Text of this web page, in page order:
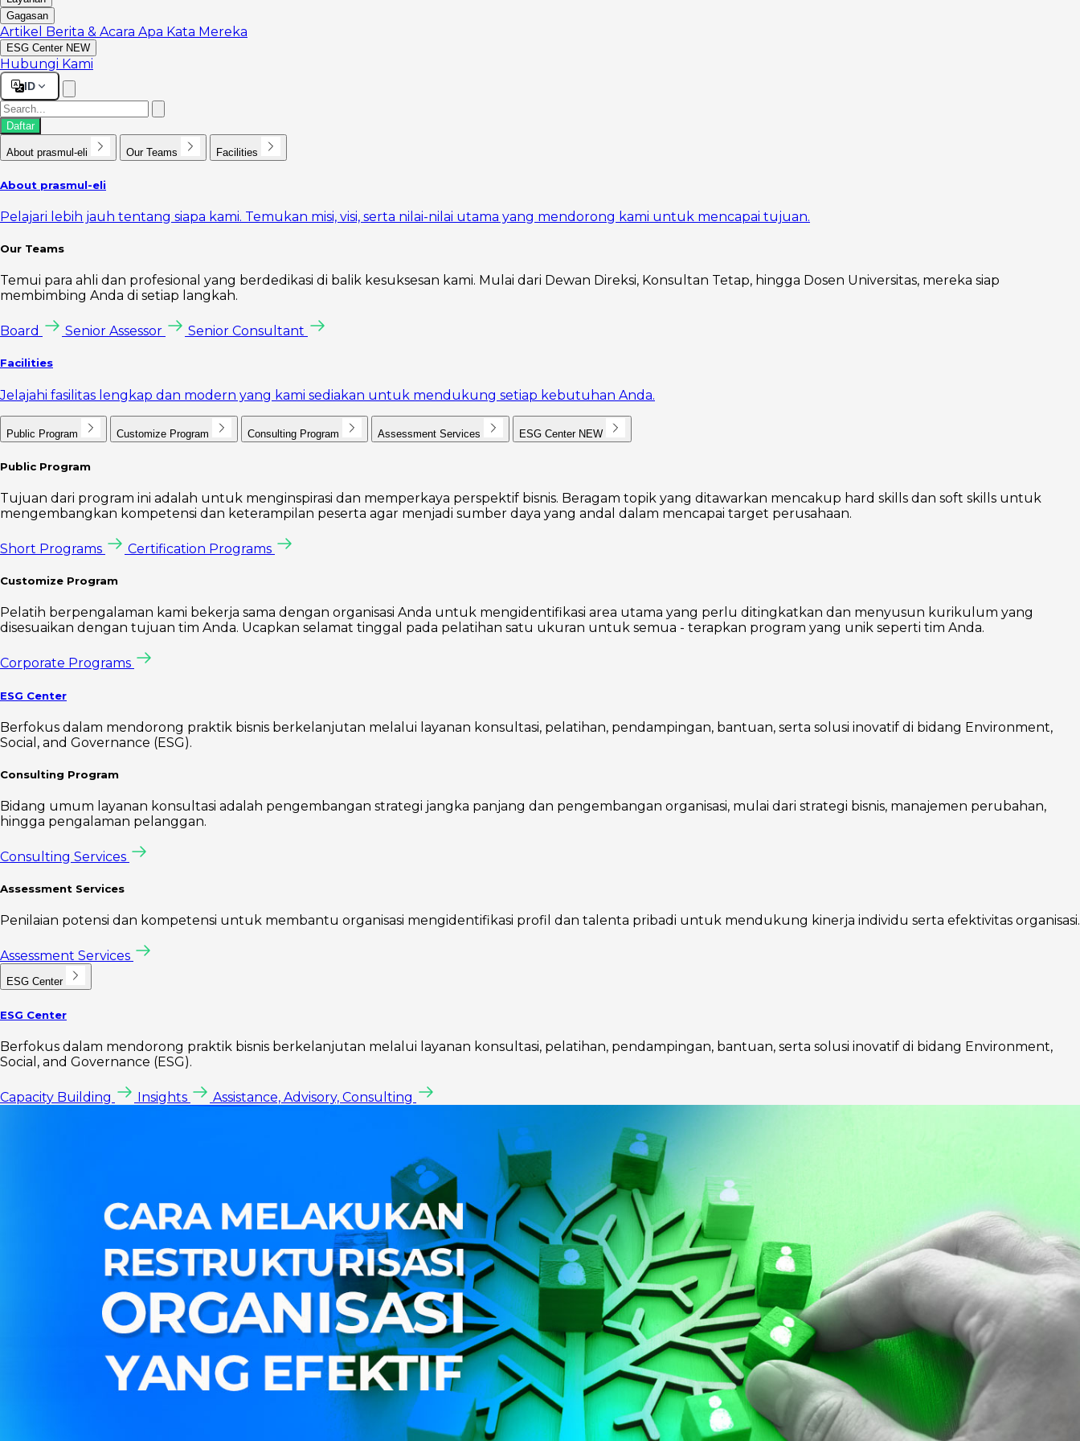
Gagasan
Artikel Berita & Acara Apa Kata Mereka
ESG Center NEW
Hubungi Kami
ID
Daftar
About prasmul-eli Our Teams Facilities
About prasmul-eli
Pelajari lebih jauh tentang siapa kami. Temukan misi, visi, serta nilai-nilai utama yang mendorong kami untuk mencapai tujuan.
Our Teams
Temui para ahli dan profesional yang berdedikasi di balik kesuksesan kami. Mulai dari Dewan Direksi, Konsultan Tetap, hingga Dosen Universitas, mereka siap
membimbing Anda di setiap langkah.
Board Senior Assessor Senior Consultant
Facilities
Jelajahi fasilitas lengkap dan modern yang kami sediakan untuk mendukung setiap kebutuhan Anda.
Public Program Customize Program Consulting Program Assessment Services ESG Center NEW
Public Program
Tujuan dari program ini adalah untuk menginspirasi dan memperkaya perspektif bisnis. Beragam topik yang ditawarkan mencakup hard skills dan soft skills untuk
mengembangkan kompetensi dan keterampilan peserta agar menjadi sumber daya yang andal dalam mencapai target perusahaan.
Short Programs Certification Programs
Customize Program
Pelatih berpengalaman kami bekerja sama dengan organisasi Anda untuk mengidentifikasi area utama yang perlu ditingkatkan dan menyusun kurikulum yang
disesuaikan dengan tujuan tim Anda. Ucapkan selamat tinggal pada pelatihan satu ukuran untuk semua - terapkan program yang unik seperti tim Anda.
Corporate Programs
ESG Center
Berfokus dalam mendorong praktik bisnis berkelanjutan melalui layanan konsultasi, pelatihan, pendampingan, bantuan, serta solusi inovatif di bidang Environment,
Social, and Governance (ESG).
Consulting Program
Bidang umum layanan konsultasi adalah pengembangan strategi jangka panjang dan pengembangan organisasi, mulai dari strategi bisnis, manajemen perubahan,
hingga pengalaman pelanggan.
Consulting Services
Assessment Services
Penilaian potensi dan kompetensi untuk membantu organisasi mengidentifikasi profil dan talenta pribadi untuk mendukung kinerja individu serta efektivitas organisasi.
Assessment Services
ESG Center
ESG Center
Berfokus dalam mendorong praktik bisnis berkelanjutan melalui layanan konsultasi, pelatihan, pendampingan, bantuan, serta solusi inovatif di bidang Environment,
Social, and Governance (ESG).
Capacity Building Insights Assistance, Advisory, Consulting